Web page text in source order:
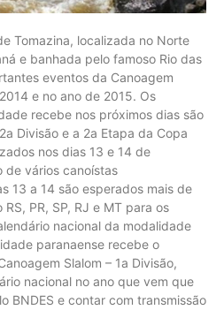
Tomazina, localizada no Norte
e banhada pelo famoso Rio das
eventos da Canoagem
e no ano de 2015. Os
recebe nos próximos dias são
Divisão e a 2a Etapa da Copa
nos dias 13 e 14 de
vários canoístas
13 a 14 são esperados mais de
PR, SP, RJ e MT para os
nacional da modalidade
paranaense recebe o
Slalom – 1a Divisão,
nacional no ano que vem que
BNDES e contar com transmissão